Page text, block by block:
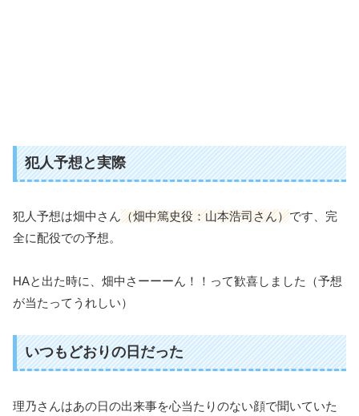
犯人予想と実際
犯人予想は畑中さん（畑中篤史役：山本浩司さん）です、完
全に配役での予想。
HAと出た時に、畑中さーーーん！！って歓喜しました（予想
が当たってうれしい）
いつもどおりの日だった
理乃さんはあの日の出来事を心当たりのない顔で聞いていた